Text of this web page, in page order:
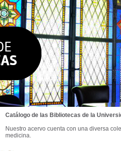
Catálogo de las Bibliotecas de la
Nuestro acervo cuenta con una diversa
medicina.